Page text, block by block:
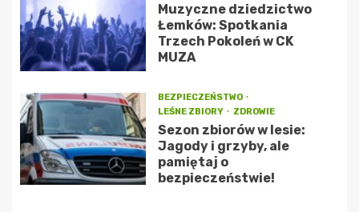
Muzyczne dziedzictwo
Łemków: Spotkania
Trzech Pokoleń w CK
MUZA
BEZPIECZEŃSTWO
LEŚNE ZBIORY
ZDROWIE
Sezon zbiorów w lesie:
Jagody i grzyby, ale
pamiętaj o
bezpieczeństwie!